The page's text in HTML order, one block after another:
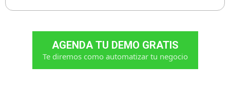
AGENDA TU DEMO GRATIS
Te diremos como automatizar tu negocio